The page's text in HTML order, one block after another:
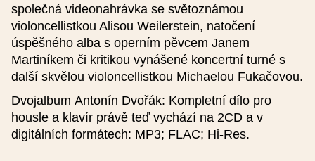
společná videonahrávka se světoznámou
violoncellistkou Alisou Weilerstein, natočení
úspěšného alba s operním pěvcem Janem
Martiníkem či kritikou vynášené koncertní turné s
další skvělou violoncellistkou Michaelou Fukačovou.
Dvojalbum Antonín Dvořák: Kompletní dílo pro
housle a klavír právě teď vychází na 2CD a v
digitálních formátech: MP3; FLAC; Hi-Res.
Kontakt na pořadatele
Název pořadatele
V případě, že v seznamu nejste uvedeni, vyberte "Jiný" a vyplňte
pole "Název pořadatele (jiný)".